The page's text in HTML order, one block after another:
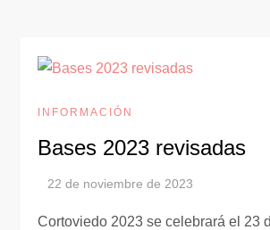
INFORMACIÓN
Bases 2023 revisadas
Cortoviedo 2023 se celebrará el 23